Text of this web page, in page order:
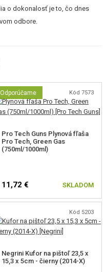
o dokonalosť je to, čo dnes
odbore.
Odporúčame Kód 7573
Pro Tech Guns Plynová fľaša
Pro Tech, Green Gas
(750ml/1000ml)
11,72 € SKLADOM
Kód 5203
Negrini Kufor na pištoľ 23,5 x
15,3 x 5cm - čierny (2014-X)